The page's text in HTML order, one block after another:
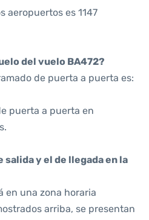
aeropuertos es 1147
del vuelo BA472?
de puerta a puerta es:
puerta a puerta en
y el de llegada en la
en una zona horaria
arriba, se presentan